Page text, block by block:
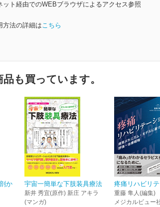
ト経由でのWEBブラウザによるアクセス参照
法の詳細はこちら
も買っています。
か
宇宙一簡単な下肢装具療法
新井 秀宜(原作) 新庄 アキラ
(マンガ)
疼痛リハビリ
重藤 隼人(編集)
メジカルビュー